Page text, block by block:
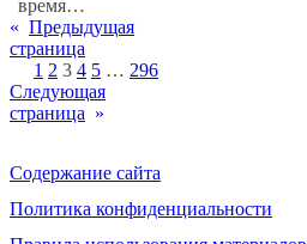
время…
« Предыдущая
страница
1 2 3 4 5 … 296
Следующая
страница »
Содержание сайта
Политика конфиденциальности